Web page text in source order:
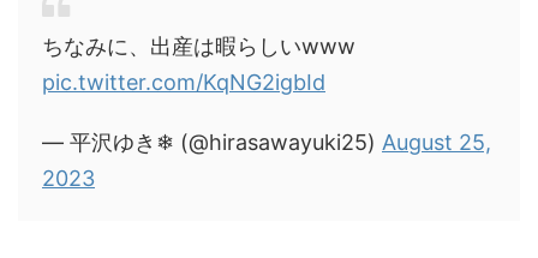
ちなみに、出産は暇らしいwww
pic.twitter.com/KqNG2igbId
— 平沢ゆき❄ (@hirasawayuki25) August 25,
2023